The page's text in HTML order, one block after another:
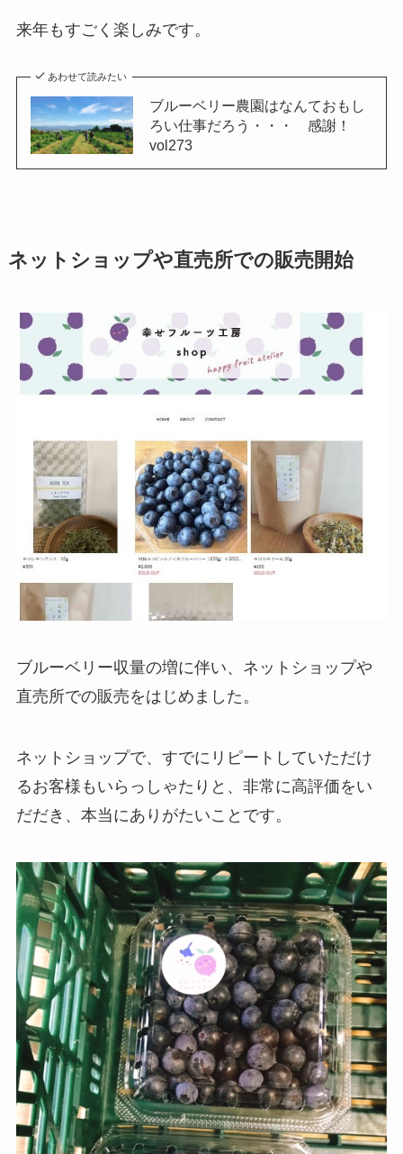
来年もすごく楽しみです。
あわせて読みたい
ブルーベリー農園はなんておもし
ろい仕事だろう・・・ 感謝！
vol273
ネットショップや直売所での販売開始
ブルーベリー収量の増に伴い、ネットショップや
直売所での販売をはじめました。
ネットショップで、すでにリピートしていただけ
るお客様もいらっしゃたりと、非常に高評価をい
だだき、本当にありがたいことです。